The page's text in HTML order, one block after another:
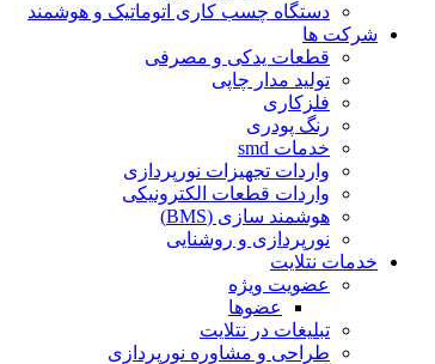
دستگاه چسب کاری اتوماتیک و هوشمند
شرکت ها
قطعات یدکی و مصرفی
تولید مدار چاپی
فلزکاری
رنگ پودری
خدمات smd
واردات تجهیزات نورپردازی
واردات قطعات الکترونیکی
هوشمند سازی (BMS)
نورپردازی و روشنایی
خدمات نتلایت
عضویت ویژه
عضوها
تبلیغات در نتلایت
طراحی و مشاوره نورپردازی